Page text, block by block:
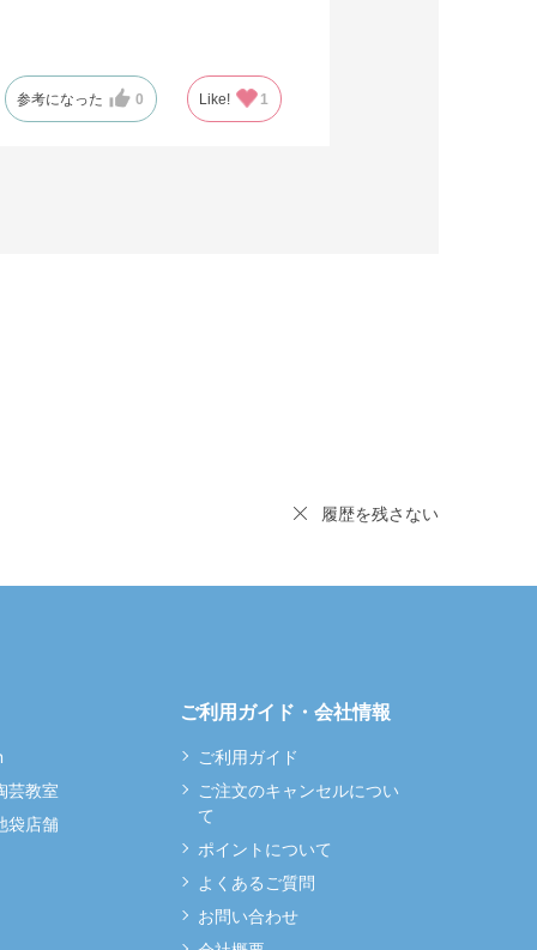
参考になった 0 Like! 1
履歴を残さない
芸教室
袋店舗
ご利用ガイド・会社情報
ご利用ガイド
ご注文のキャンセルについ
て
ポイントについて
よくあるご質問
お問い合わせ